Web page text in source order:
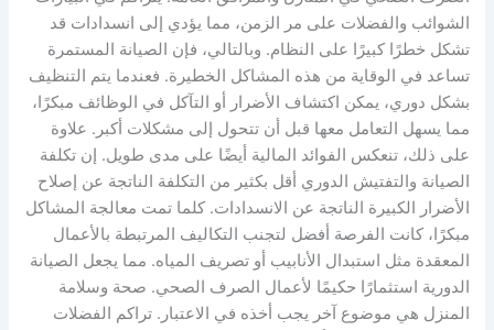
الشوائب والفضلات على مر الزمن، مما يؤدي إلى انسدادات قد
تشكل خطرًا كبيرًا على النظام. وبالتالي، فإن الصيانة المستمرة
تساعد في الوقاية من هذه المشاكل الخطيرة. فعندما يتم التنظيف
بشكل دوري، يمكن اكتشاف الأضرار أو التآكل في الوظائف مبكرًا،
مما يسهل التعامل معها قبل أن تتحول إلى مشكلات أكبر. علاوة
على ذلك، تنعكس الفوائد المالية أيضًا على مدى طويل. إن تكلفة
الصيانة والتفتيش الدوري أقل بكثير من التكلفة الناتجة عن إصلاح
الأضرار الكبيرة الناتجة عن الانسدادات. كلما تمت معالجة المشاكل
مبكرًا، كانت الفرصة أفضل لتجنب التكاليف المرتبطة بالأعمال
المعقدة مثل استبدال الأنابيب أو تصريف المياه. مما يجعل الصيانة
الدورية استثمارًا حكيمًا لأعمال الصرف الصحي. صحة وسلامة
المنزل هي موضوع آخر يجب أخذه في الاعتبار. تراكم الفضلات